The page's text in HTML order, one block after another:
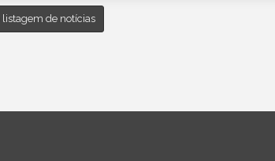
listagem de notícias